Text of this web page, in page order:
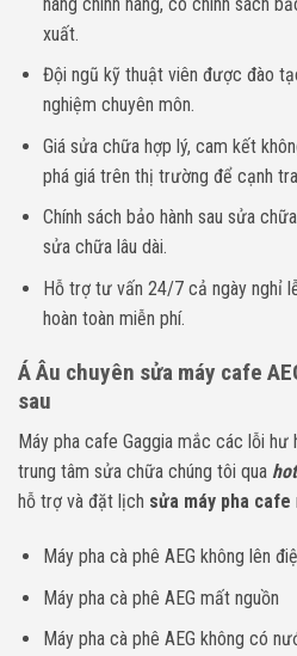
xuất.
Đội ngũ kỹ thuật viên được đào
nghiệm chuyên môn.
Giá sửa chữa hợp lý, cam kết
phá giá trên thị trường để cạnh
Chính sách bảo hành sau sửa
sửa chữa lâu dài.
Hỗ trợ tư vấn 24/7 cả ngày nghỉ
hoàn toàn miễn phí.
Á Âu chuyên sửa máy cafe
sau
Máy pha cafe Gaggia mắc các lỗi hư
trung tâm sửa chữa chúng tôi qua
hỗ trợ và đặt lịch sửa máy pha cafe
Máy pha cà phê AEG không lên
Máy pha cà phê AEG mất nguồn
Máy pha cà phê AEG không có